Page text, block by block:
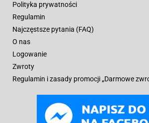
Polityka prywatności
Regulamin
Najczęstsze pytania (FAQ)
O nas
Logowanie
Zwroty
Regulamin i zasady promocji „Darmowe